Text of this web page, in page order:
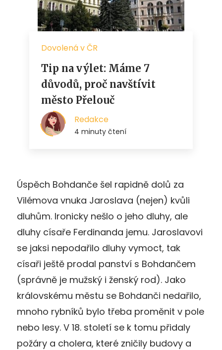
Úspěch Bohdanče šel rapidně dolů za
Vilémova vnuka Jaroslava (nejen) kvůli
dluhům. Ironicky nešlo o jeho dluhy, ale
dluhy císaře Ferdinanda jemu. Jaroslavovi
se jaksi nepodařilo dluhy vymoct, tak
císaři ještě prodal panství s Bohdančem
(správně je mužský i ženský rod). Jako
královskému městu se Bohdanči nedařilo,
mnoho rybníků bylo třeba proměnit v pole
nebo lesy. V 18. století se k tomu přidaly
požáry a cholera, které zničily budovy a